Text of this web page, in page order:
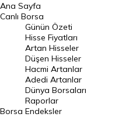
BIST 100 Hisseleri
En Çok Artan Hisseler
En Çok Düşen Hisseler
Hacmi Artanlar
Geçmiş Kapanışlar
Dünya Borsaları
Ana Sayfa
Canlı Borsa
Borsa
Günün Özeti
Hisse Fiyatları
Artan Hisseler
Düşen Hisseler
Hacmi Artanlar
Adedi Artanlar
Dünya Borsaları
Raporlar
Endeksler